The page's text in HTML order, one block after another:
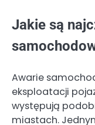
Jakie są
Awarie
eksploatacji
występują
miastach.